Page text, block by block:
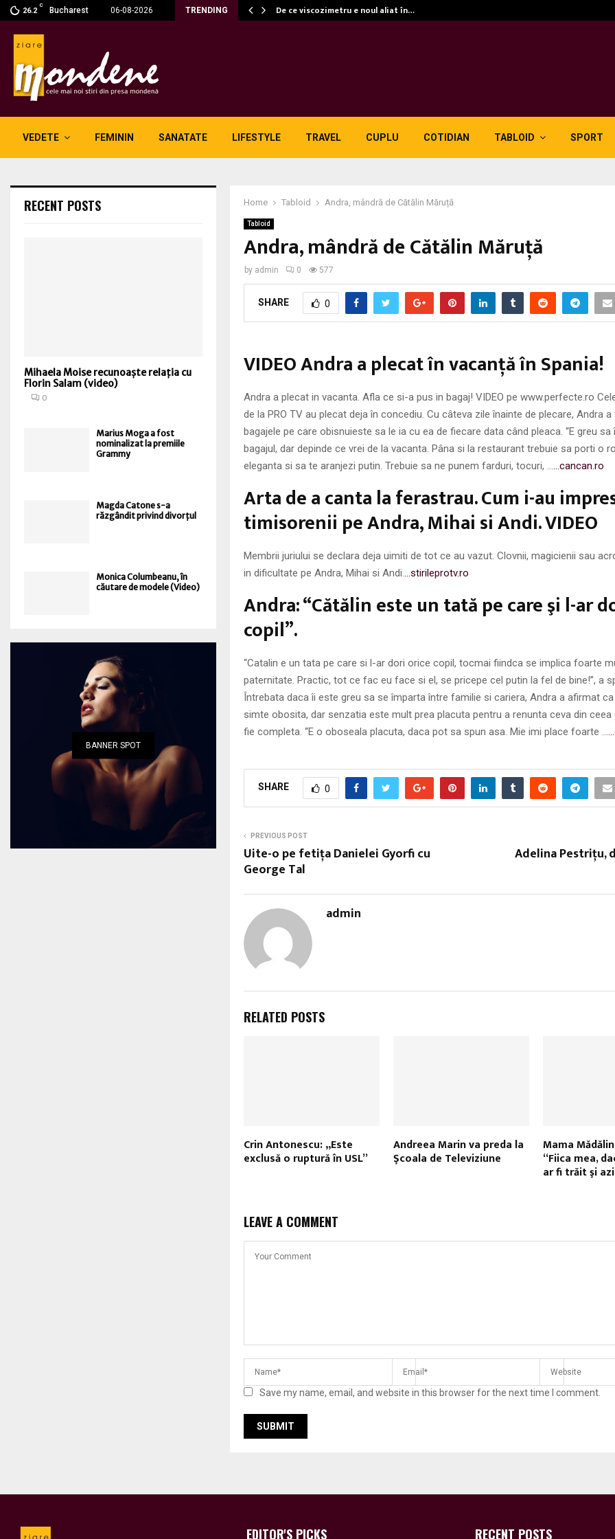
26.2
C
Bucharest 06-08-2026 TRENDING
fum: unde se potrivesc… De ce viscozimetru e noul aliat în…
VEDETE FEMININ SANATATE LIFESTYLE TRAVEL CUPLU COTIDIAN TABLOID SPORT
Home Tabloid Andra, mândră de Cătălin Măruță
Tabloid
Andra, mândră de Cătălin Măruță
by admin 0 577
SHARE 0
VIDEO Andra a plecat în vacanţă în Spania!
Andra a plecat in vacanta. Afla ce si-a pus in bagaj! VIDEO pe www.perfecte.ro
de la PRO TV au plecat deja în concediu. Cu câteva zile înainte de plecare, Andra
bagajele pe care obisnuieste sa le ia cu ea de fiecare data când pleaca. “E greu sa
bagajul, dar depinde ce vrei de la vacanta. Pâna si la restaurant trebuie sa porti o
eleganta si sa te aranjezi putin. Trebuie sa ne punem farduri, tocuri, …
…cancan.ro
Arta de a canta la ferastrau. Cum i-au
timisorenii pe Andra, Mihai si Andi. VIDEO
Membrii juriului se declara deja uimiti de tot ce au vazut. Clovnii, magicienii sau
in dificultate pe Andra, Mihai si Andi.
…stirileprotv.ro
Andra: “Cătălin este un tată pe care şi l-ar
copil”.
“Catalin e un tata pe care si l-ar dori orice copil, tocmai fiindca se implica foarte
paternitate. Practic, tot ce fac eu face si el, se pricepe cel putin la fel de bine!”, a
Întrebata daca îi este greu sa se împarta între familie si cariera, Andra a afirmat
simte obosita, dar senzatia este mult prea placuta pentru a renunta ceva din
fie completa. “E o oboseala placuta, daca pot sa spun asa. Mie imi place foarte …
SHARE 0
PREVIOUS POST
Uite-o pe fetița Danielei Gyorfi cu
George Tal
Adelina Pestriţu,
admin
RELATED POSTS
Crin Antonescu: „Este
exclusă o ruptură în USL”
Andreea Marin va preda la
Şcoala de Televiziune
Mama
“Fiica mea,
ar fi trăit şi
LEAVE A COMMENT
Save my name, email, and website in this browser for the next time I comment.
RECENT POSTS
Mihaela Moise recunoaște relația cu
Florin Salam (video)
0
Marius Moga a fost
nominalizat la premiile
Grammy
Magda Catone s-a
răzgândit privind divorțul
Monica Columbeanu, în
căutare de modele (Video)
BANNER SPOT
EDITOR'S PICKS RECENT POSTS